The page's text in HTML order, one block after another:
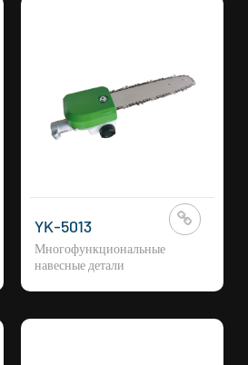
YK-5013
Многофункциональные
навесные детали